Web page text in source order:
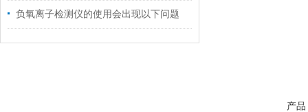
负氧离子检测仪的使用会出现以下问题
产品